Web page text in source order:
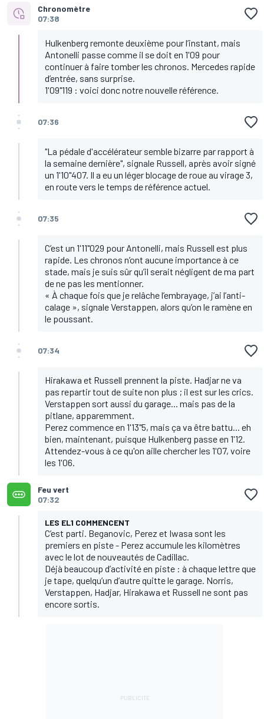
Chronomètre
07:38
Hulkenberg remonte deuxième pour l’instant, mais
Antonelli passe comme il se doit en 1'09 pour
continuer à faire tomber les chronos. Mercedes rapide
d’entrée, sans surprise.
1'09"119 : voici donc notre nouvelle référence.
07:36
"La pédale d'accélérateur semble bizarre par rapport à
la semaine dernière", signale Russell, après avoir signé
un 1'10"407. Il a eu un léger blocage de roue au virage 3,
en route vers le temps de référence actuel.
07:35
C’est un 1'11"029 pour Antonelli, mais Russell est plus
rapide. Les chronos n’ont aucune importance à ce
stade, mais je suis sûr qu’il serait négligent de ma part
de ne pas les mentionner.
« À chaque fois que je relâche l’embrayage, j’ai l’anti-
calage », signale Verstappen, alors qu’on le ramène en
le poussant.
07:34
Hirakawa et Russell prennent la piste. Hadjar ne va
pas repartir tout de suite non plus ; il est sur les crics.
Verstappen sort aussi du garage... mais pas de la
pitlane, apparemment.
Perez commence en 1'13"5, mais ça va être battu... eh
bien, maintenant, puisque Hulkenberg passe en 1'12.
Attendez-vous à ce qu'on aille chercher les 1'07, voire
les 1'06.
Feu vert
07:32
LES EL1 COMMENCENT
C’est parti. Beganovic, Perez et Iwasa sont les
premiers en piste - Perez accumule les kilomètres
avec le lot de nouveautés de Cadillac.
Déjà beaucoup d’activité en piste : à chaque lettre que
je tape, quelqu’un d’autre quitte le garage. Norris,
Verstappen, Hadjar, Hirakawa et Russell ne sont pas
encore sortis.